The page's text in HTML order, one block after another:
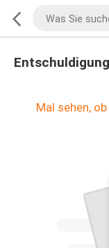
Mal sehen,